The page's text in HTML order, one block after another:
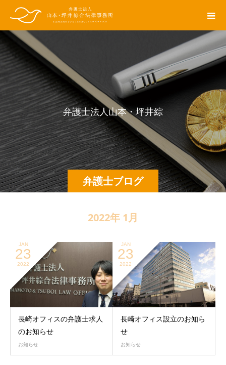
弁護士ブログ
弁護士法人山本・坪井綜合
2022年 1月
JAN
23
2022
長崎オフィスの弁護士求人
のお知らせ
お知らせ
JAN
23
2022
長崎オフィス設立のお知ら
せ
お知らせ